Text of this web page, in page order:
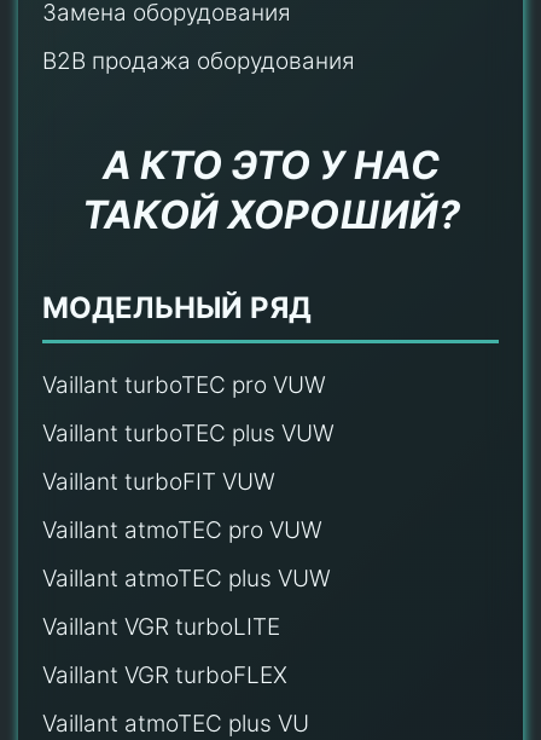
Замена оборудования
B2B продажа оборудования
А КТО ЭТО У НАС
ТАКОЙ ХОРОШИЙ?
МОДЕЛЬНЫЙ РЯД
Vaillant turboTEC pro VUW
Vaillant turboTEC plus VUW
Vaillant turboFIT VUW
Vaillant atmoTEC pro VUW
Vaillant atmoTEC plus VUW
Vaillant VGR turboLITE
Vaillant VGR turboFLEX
Vaillant atmoTEC plus VU